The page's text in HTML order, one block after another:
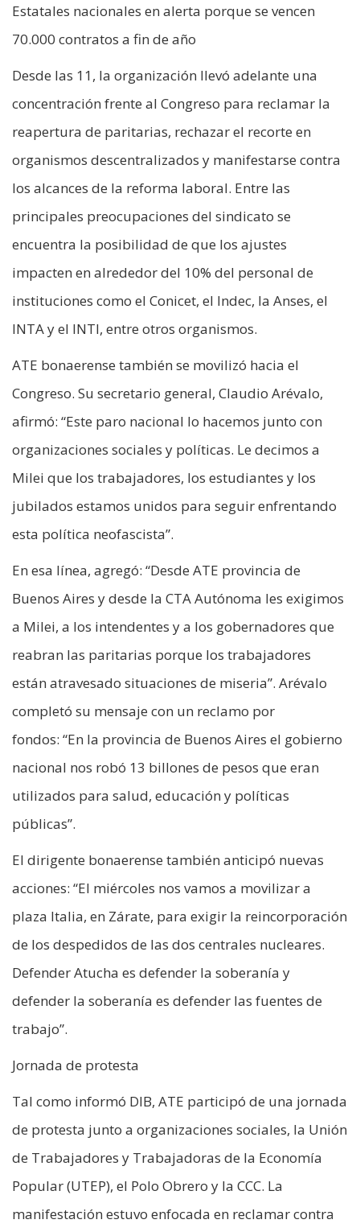
Estatales nacionales en alerta porque se vencen
70.000 contratos a fin de año
Desde las 11, la organización llevó adelante una
concentración frente al Congreso para reclamar la
reapertura de paritarias, rechazar el recorte en
organismos descentralizados y manifestarse contra
los alcances de la reforma laboral. Entre las
principales preocupaciones del sindicato se
encuentra la posibilidad de que los ajustes
impacten en alrededor del 10% del personal de
instituciones como el Conicet, el Indec, la Anses, el
INTA y el INTI, entre otros organismos.
ATE bonaerense también se movilizó hacia el
Congreso. Su secretario general, Claudio Arévalo,
afirmó: “Este paro nacional lo hacemos junto con
organizaciones sociales y políticas. Le decimos a
Milei que los trabajadores, los estudiantes y los
jubilados estamos unidos para seguir enfrentando
esta política neofascista”.
En esa línea, agregó: “Desde ATE provincia de
Buenos Aires y desde la CTA Autónoma les exigimos
a Milei, a los intendentes y a los gobernadores que
reabran las paritarias porque los trabajadores
están atravesado situaciones de miseria”. Arévalo
completó su mensaje con un reclamo por
fondos: “En la provincia de Buenos Aires el gobierno
nacional nos robó 13 billones de pesos que eran
utilizados para salud, educación y políticas
públicas”.
El dirigente bonaerense también anticipó nuevas
acciones: “El miércoles nos vamos a movilizar a
plaza Italia, en Zárate, para exigir la reincorporación
de los despedidos de las dos centrales nucleares.
Defender Atucha es defender la soberanía y
defender la soberanía es defender las fuentes de
trabajo”.
Jornada de protesta
Tal como informó DIB, ATE participó de una jornada
de protesta junto a organizaciones sociales, la Unión
de Trabajadores y Trabajadoras de la Economía
Popular (UTEP), el Polo Obrero y la CCC. La
manifestación estuvo enfocada en reclamar contra